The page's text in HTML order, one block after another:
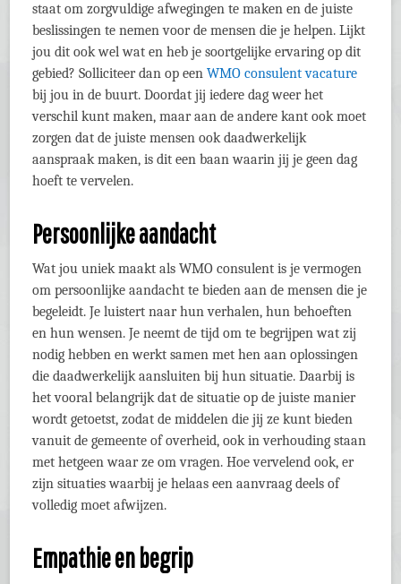
staat om zorgvuldige afwegingen te maken en de juiste
beslissingen te nemen voor de mensen die je helpen. Lijkt
jou dit ook wel wat en heb je soortgelijke ervaring op dit
gebied? Solliciteer dan op eenWMO consulent vacature
bij jou in de buurt. Doordat jij iedere dag weer het
verschil kunt maken, maar aan de andere kant ook moet
zorgen dat de juiste mensen ook daadwerkelijk
aanspraak maken, is dit een baan waarin jij je geen dag
hoeft te vervelen.
Persoonlijke aandacht
Wat jou uniek maakt als WMO consulent is je vermogen
om persoonlijke aandacht te bieden aan de mensen die je
begeleidt. Je luistert naar hun verhalen, hun behoeften
en hun wensen. Je neemt de tijd om te begrijpen wat zij
nodig hebben en werkt samen met hen aan oplossingen
die daadwerkelijk aansluiten bij hun situatie. Daarbij is
het vooral belangrijk dat de situatie op de juiste manier
wordt getoetst, zodat de middelen die jij ze kunt bieden
vanuit de gemeente of overheid, ook in verhouding staan
met hetgeen waar ze om vragen. Hoe vervelend ook, er
zijn situaties waarbij je helaas een aanvraag deels of
volledig moet afwijzen.
Empathie en begrip